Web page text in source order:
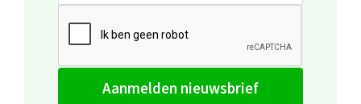
aanmelden nieuwsbrief